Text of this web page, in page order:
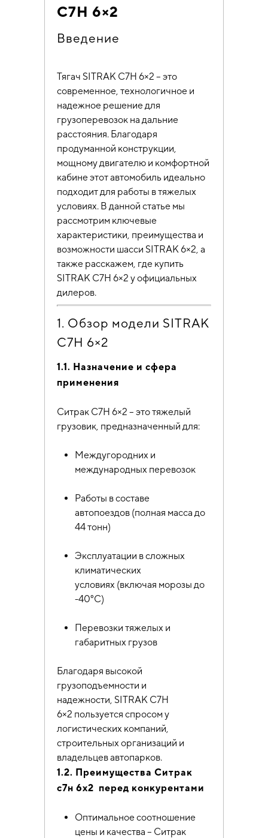
C7H 6×2
Введение
Тягач SITRAK C7H 6×2 – это
современное, технологичное и
надежное решение для
грузоперевозок на дальние
расстояния. Благодаря
продуманной конструкции,
мощному двигателю и комфортной
кабине этот автомобиль идеально
подходит для работы в тяжелых
условиях. В данной статье мы
рассмотрим ключевые
характеристики, преимущества и
возможности шасси SITRAK 6×2, а
также расскажем, где купить
SITRAK C7H 6×2 у официальных
дилеров.
1. Обзор модели SITRAK
C7H 6×2
1.1. Назначение и сфера
применения
Ситрак C7H 6×2 – это тяжелый
грузовик, предназначенный для:
Междугородних и
международных перевозок
Работы в составе
автопоездов (полная масса до
44 тонн)
Эксплуатации в сложных
климатических
условиях (включая морозы до
-40°C)
Перевозки тяжелых и
габаритных грузов
Благодаря высокой
грузоподъемности и
надежности, SITRAK C7H
6×2 пользуется спросом у
логистических компаний,
строительных организаций и
владельцев автопарков.
1.2. Преимущества Ситрак
с7н 6х2 перед конкурентами
Оптимальное соотношение
цены и качества – Ситрак